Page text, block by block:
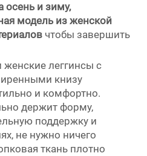
осень и зиму,
модель из женской
чтобы завершить
женские леггинсы с
книзу
и комфортно.
держит форму,
поддержку и
не нужно ничего
ткань плотно